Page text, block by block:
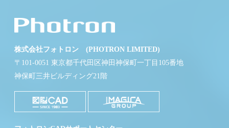
株式会社フォトロン (PHOTRON LIMITED)
〒101-0051 東京都千代田区神田神保町一丁目105番地
神保町三井ビルディング21階